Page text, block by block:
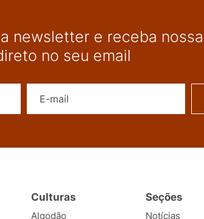
newsletter e receba
no seu email
Culturas
Algodão
Seções
Notícias